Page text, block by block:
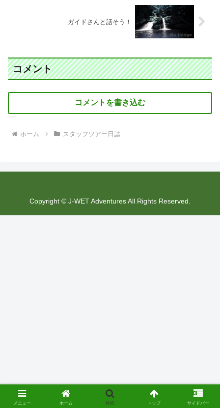
ガイドさんと話そう！
コメント
コメントを書き込む
ホーム スタッフツアー日誌
Copyright © J-WET Adventures All Rights Reserved.
メニュー ホーム 検索 トップ サイドバー